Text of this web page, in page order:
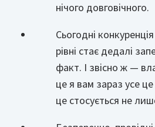
нічого довговічного.
Сьогодні
рівні стає дедалі
факт. І звісно ж —
це я вам зараз усе
це стосується не